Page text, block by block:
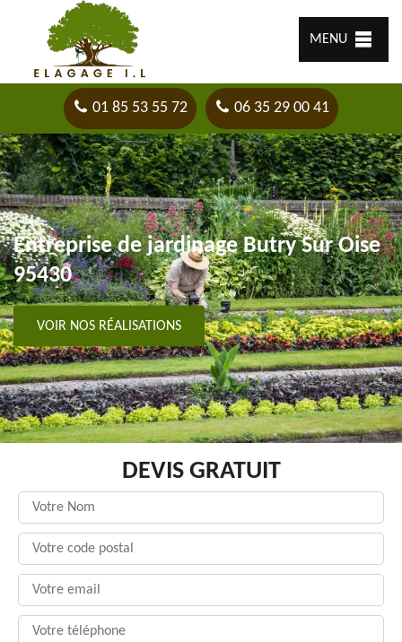
MENU
01 85 53 55 72 06 35 29 00 41
Entreprise de jardinage Butry Sur Oise
95430
VOIR NOS RÉALISATIONS
DEVIS GRATUIT